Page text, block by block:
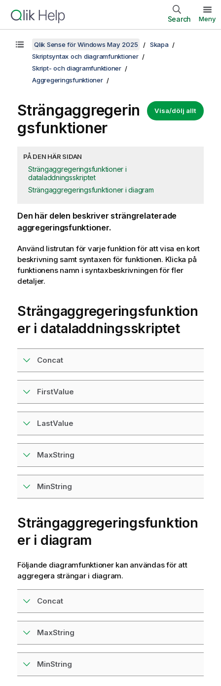
Search Meny
Qlik Sense för Windows May 2025
Skapa
Skriptsyntax och diagramfunktioner
Skript- och diagramfunktioner
Aggregeringsfunktioner
Visa/dölj allt
Strängaggregerin
gsfunktioner
PÅ DEN HÄR SIDAN
Strängaggregeringsfunktioner i
dataladdningsskriptet
Strängaggregeringsfunktioner i diagram
Den här delen beskriver strängrelaterade
aggregeringsfunktioner.
Använd listrutan för varje funktion för att visa en kort
beskrivning samt syntaxen för funktionen. Klicka på
funktionens namn i syntaxbeskrivningen för fler
detaljer.
Strängaggregeringsfunktion
er i dataladdningsskriptet
Concat
FirstValue
LastValue
MaxString
MinString
Strängaggregeringsfunktion
er i diagram
Följande diagramfunktioner kan användas för att
aggregera strängar i diagram.
Concat
MaxString
MinString